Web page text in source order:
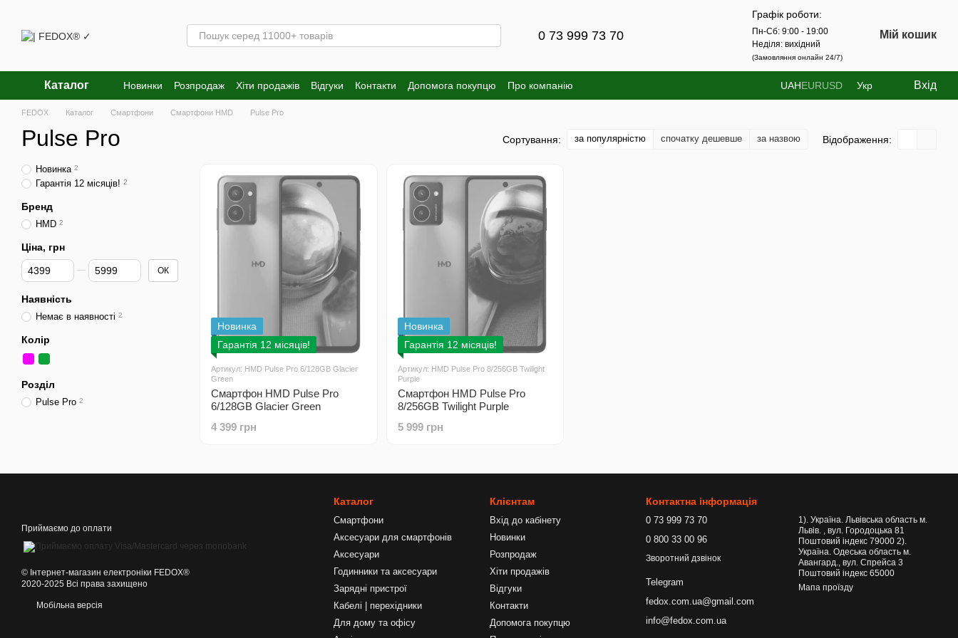
0 73 999 73 70
Графік роботи:
Пн-Сб: 9:00 - 19:00
Неділя: вихідний
(Замовляння онлайн 24/7)
Мій кошик
Каталог Новинки Розпродаж Хіти продажів Відгуки Контакти Допомога покупцю Про компанію UAHEURUSD Укр Вхід
FEDOX Каталог Смартфони Смартфони HMD Pulse Pro
Pulse Pro Сортування: за популярністю спочатку дешевше за назвою Відображення:
Новинка
Гарантія 12 місяців!
Артикул: HMD Pulse Pro 6/128GB Glacier
Green
Смартфон HMD Pulse Pro
6/128GB Glacier Green
4 399 грн
Новинка
Гарантія 12 місяців!
Артикул: HMD Pulse Pro 8/256GB Twilight
Purple
Смартфон HMD Pulse Pro
8/256GB Twilight Purple
5 999 грн
Новинка 2
Гарантія 12 місяців! 2
Бренд
HMD 2
Ціна, грн
Від Ціна, грн
До Ціна, грн ОК
Наявність
Немає в наявності 2
Колір
Розділ
Pulse Pro 2
Приймаємо до оплати
©️ Інтернет-магазин електроніки FEDOX®
2020-2025 Всі права захищено
Мобільна версія
Каталог
Смартфони
Аксесуари для смартфонів
Аксесуари
Годинники та аксесуари
Зарядні пристрої
Кабелі | перехідники
Для дому та офісу
Клієнтам
Вхід до кабінету
Новинки
Розпродаж
Хіти продажів
Відгуки
Контакти
Допомога покупцю
Контактна інформація
0 73 999 73 70
0 800 33 00 96
Зворотний дзвінок
Telegram
fedox.com.ua@gmail.com
info@fedox.com.ua
1). Україна. Львівська область м.
Львів. , вул. Городоцька 81
Поштовий індекс 79000 2).
Україна. Одеська область м.
Авангард., вул. Спрейса 3
Поштовий індекс 65000
Мапа проїзду